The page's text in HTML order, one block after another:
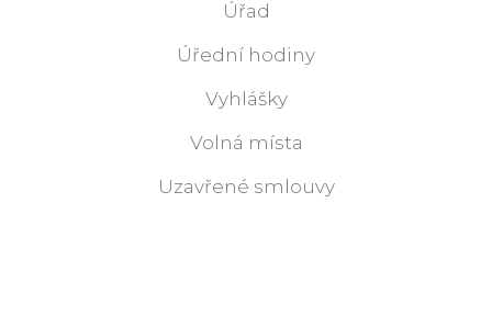
Úřad
Úřední hodiny
Vyhlášky
Volná místa
Uzavřené smlouvy